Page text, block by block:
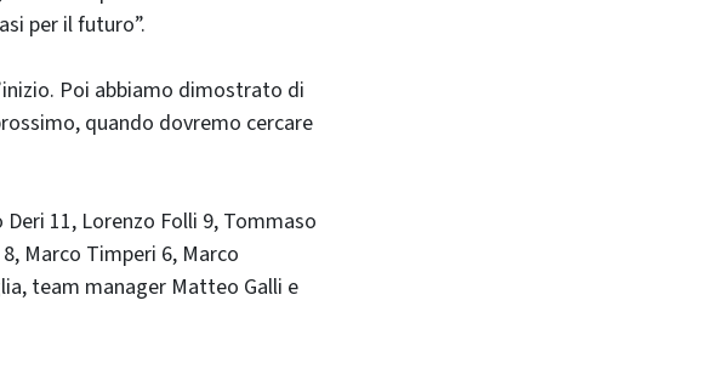
per il futuro”.
Poi abbiamo dimostrato di
quando dovremo cercare
11, Lorenzo Folli 9, Tommaso
Marco Timperi 6, Marco
team manager Matteo Galli e